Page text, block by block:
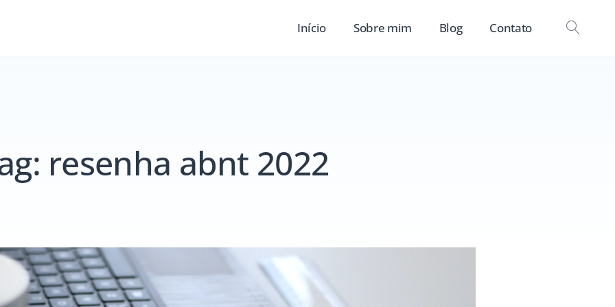
Início Sobre mim Blog Contato
resenha abnt 2022